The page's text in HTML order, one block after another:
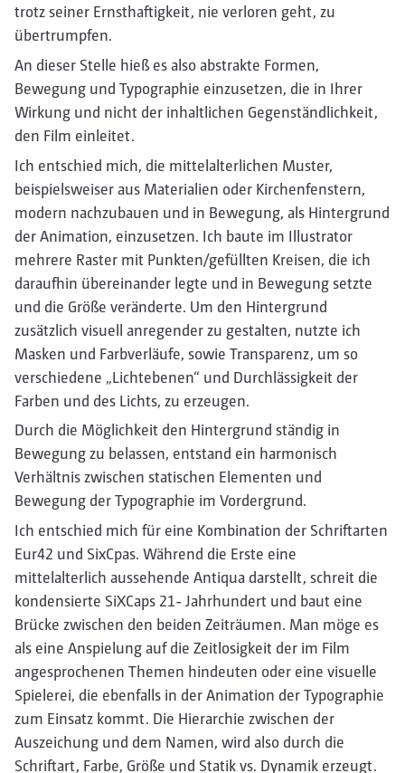
trotz seiner Ernsthaftigkeit, nie verloren geht, zu
übertrumpfen.
An dieser Stelle hieß es also abstrakte Formen,
Bewegung und Typographie einzusetzen, die in Ihrer
Wirkung und nicht der inhaltlichen Gegenständlichkeit,
den Film einleitet.
Ich entschied mich, die mittelalterlichen Muster,
beispielsweiser aus Materialien oder Kirchenfenstern,
modern nachzubauen und in Bewegung, als Hintergrund
der Animation, einzusetzen. Ich baute im Illustrator
mehrere Raster mit Punkten/gefüllten Kreisen, die ich
daraufhin übereinander legte und in Bewegung setzte
und die Größe veränderte. Um den Hintergrund
zusätzlich visuell anregender zu gestalten, nutzte ich
Masken und Farbverläufe, sowie Transparenz, um so
verschiedene „Lichtebenen“ und Durchlässigkeit der
Farben und des Lichts, zu erzeugen.
Durch die Möglichkeit den Hintergrund ständig in
Bewegung zu belassen, entstand ein harmonisch
Verhältnis zwischen statischen Elementen und
Bewegung der Typographie im Vordergrund.
Ich entschied mich für eine Kombination der Schriftarten
Eur42 und SixCpas. Während die Erste eine
mittelalterlich aussehende Antiqua darstellt, schreit die
kondensierte SiXCaps 21- Jahrhundert und baut eine
Brücke zwischen den beiden Zeiträumen. Man möge es
als eine Anspielung auf die Zeitlosigkeit der im Film
angesprochenen Themen hindeuten oder eine visuelle
Spielerei, die ebenfalls in der Animation der Typographie
zum Einsatz kommt. Die Hierarchie zwischen der
Auszeichung und dem Namen, wird also durch die
Schriftart, Farbe, Größe und Statik vs. Dynamik erzeugt.